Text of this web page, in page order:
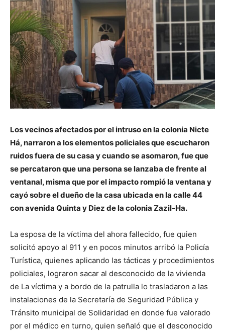
Los vecinos afectados por el intruso en la colonia Nicte
Há, narraron a los elementos policiales que escucharon
ruidos fuera de su casa y cuando se asomaron, fue que
se percataron que una persona se lanzaba de frente al
ventanal, misma que por el impacto rompió la ventana y
cayó sobre el dueño de la casa ubicada en la calle 44
con avenida Quinta y Diez de la colonia Zazil-Ha.
La esposa de la víctima del ahora fallecido, fue quien
solicitó apoyo al 911 y en pocos minutos arribó la Policía
Turística, quienes aplicando las tácticas y procedimientos
policiales, lograron sacar al desconocido de la vivienda
de La víctima y a bordo de la patrulla lo trasladaron a las
instalaciones de la Secretaría de Seguridad Pública y
Tránsito municipal de Solidaridad en donde fue valorado
por el médico en turno, quien señaló que el desconocido